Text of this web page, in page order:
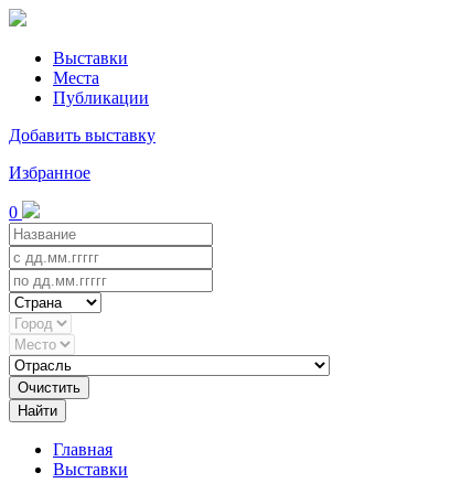
Выставки
Места
Публикации
Добавить выставку
Избранное
0
Очистить
Найти
Главная
Выставки